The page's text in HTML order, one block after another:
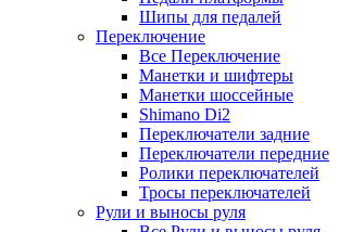
Шипы для педалей
Переключение
Все Переключение
Манетки и шифтеры
Манетки шоссейные
Shimano Di2
Переключатели задние
Переключатели передние
Ролики переключателей
Тросы переключателей
Рули и выносы руля